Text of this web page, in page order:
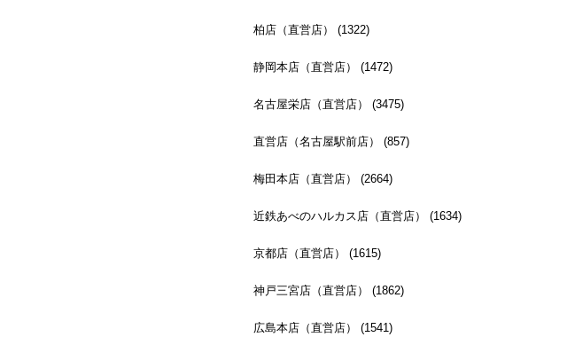
柏店（直営店） (1322)
静岡本店（直営店） (1472)
名古屋栄店（直営店） (3475)
直営店（名古屋駅前店） (857)
梅田本店（直営店） (2664)
近鉄あべのハルカス店（直営店） (1634)
京都店（直営店） (1615)
神戸三宮店（直営店） (1862)
広島本店（直営店） (1541)